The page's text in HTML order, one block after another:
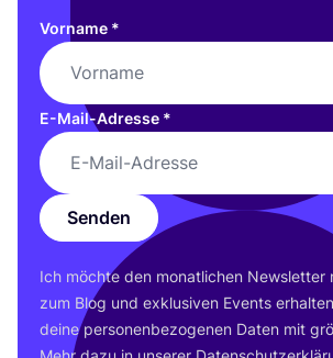
Vorname *
E-Mail-Adresse *
Senden
Ich möch­te den monat­li­chen News­let­ter
zum Blog und exklu­si­ven Events
dei­ne per­so­nen­be­zo­ge­nen Daten mit